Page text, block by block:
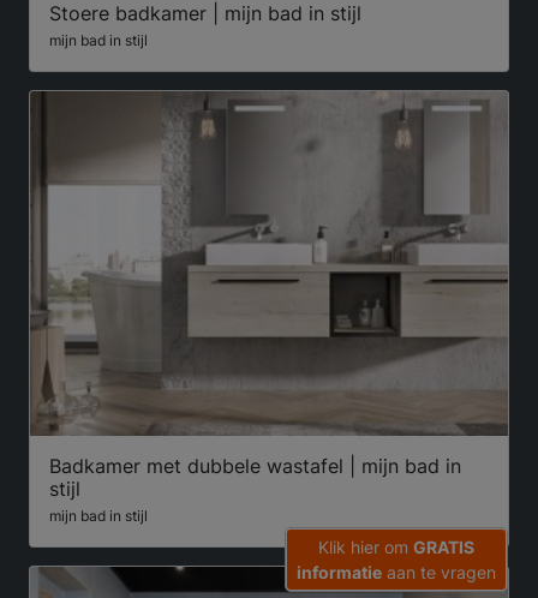
Stoere badkamer | mijn bad in stijl
mijn bad in stijl
Badkamer met dubbele wastafel | mijn bad in
stijl
mijn bad in stijl
Klik hier om GRATIS
informatie aan te vragen